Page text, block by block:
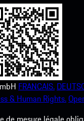
FRANCAIS.
& Human Rights.